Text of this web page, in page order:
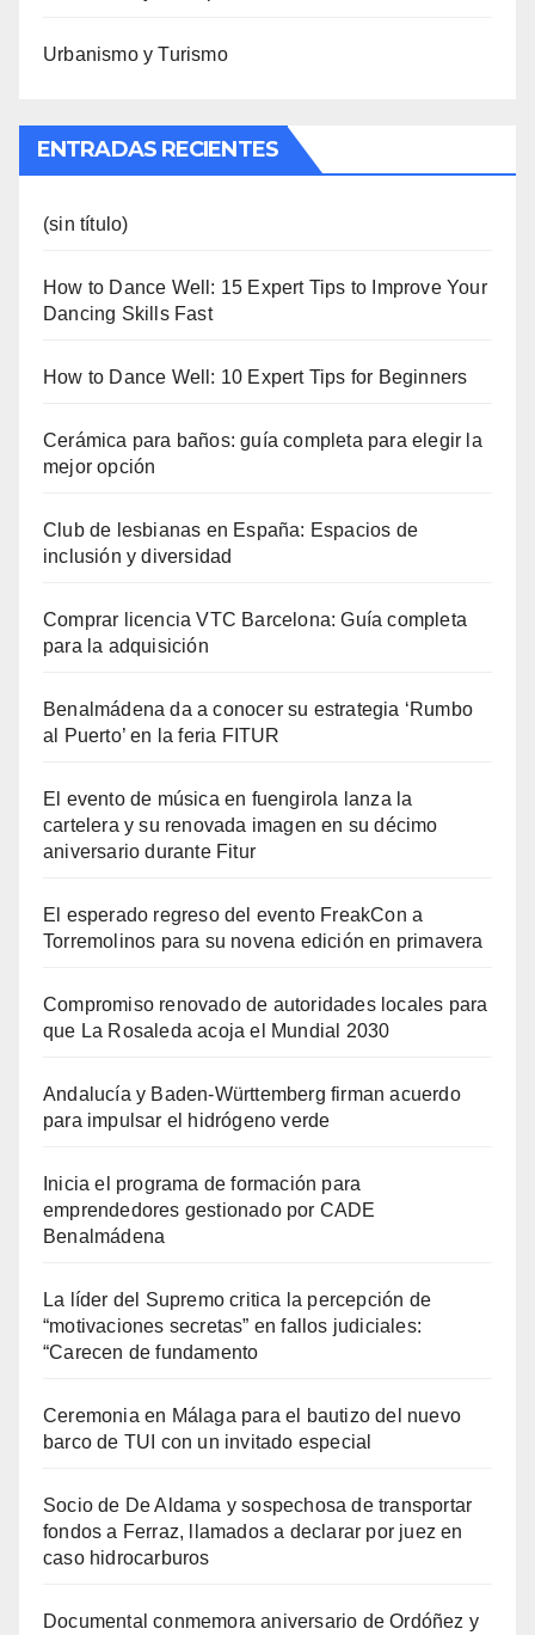
Urbanismo y Turismo
ENTRADAS RECIENTES
(sin título)
How to Dance Well: 15 Expert Tips to Improve Your
Dancing Skills Fast
How to Dance Well: 10 Expert Tips for Beginners
Cerámica para baños: guía completa para elegir la
mejor opción
Club de lesbianas en España: Espacios de
inclusión y diversidad
Comprar licencia VTC Barcelona: Guía completa
para la adquisición
Benalmádena da a conocer su estrategia ‘Rumbo
al Puerto’ en la feria FITUR
El evento de música en fuengirola lanza la
cartelera y su renovada imagen en su décimo
aniversario durante Fitur
El esperado regreso del evento FreakCon a
Torremolinos para su novena edición en primavera
Compromiso renovado de autoridades locales para
que La Rosaleda acoja el Mundial 2030
Andalucía y Baden-Württemberg firman acuerdo
para impulsar el hidrógeno verde
Inicia el programa de formación para
emprendedores gestionado por CADE
Benalmádena
La líder del Supremo critica la percepción de
“motivaciones secretas” en fallos judiciales:
“Carecen de fundamento
Ceremonia en Málaga para el bautizo del nuevo
barco de TUI con un invitado especial
Socio de De Aldama y sospechosa de transportar
fondos a Ferraz, llamados a declarar por juez en
caso hidrocarburos
Documental conmemora aniversario de Ordóñez y